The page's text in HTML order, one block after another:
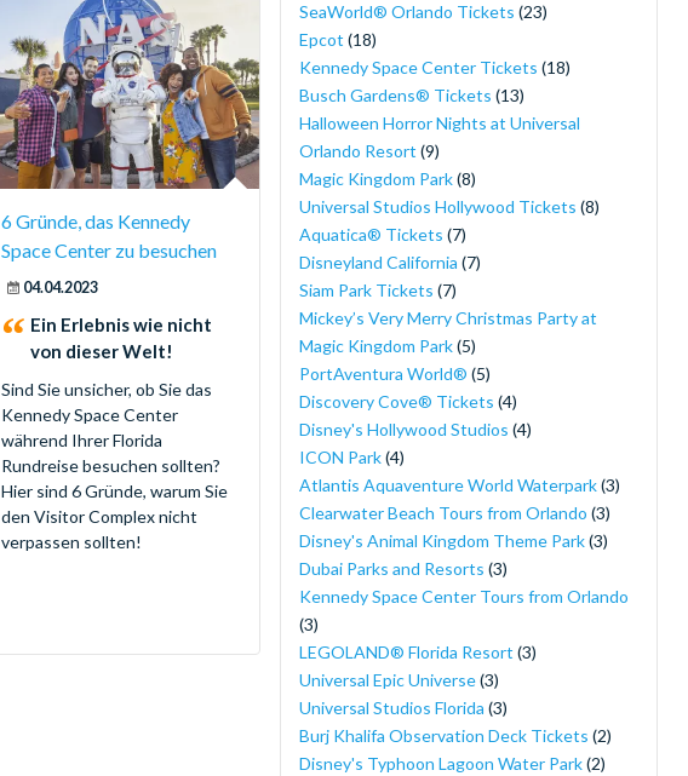
6 Gründe, das Kennedy
Space Center zu besuchen
04.04.2023
Ein Erlebnis wie nicht
von dieser Welt!
Sind Sie unsicher, ob Sie das
Kennedy Space Center
während Ihrer Florida
Rundreise besuchen sollten?
Hier sind 6 Gründe, warum Sie
den Visitor Complex nicht
verpassen sollten!
SeaWorld® Orlando Tickets (23)
Epcot (18)
Kennedy Space Center Tickets (18)
Busch Gardens® Tickets (13)
Halloween Horror Nights at Universal
Orlando Resort (9)
Magic Kingdom Park(8)
Universal Studios Hollywood Tickets (8)
Aquatica® Tickets (7)
Disneyland California (7)
Siam Park Tickets (7)
Mickey’s Very Merry Christmas Party at
Magic Kingdom Park(5)
PortAventura World® (5)
Discovery Cove® Tickets (4)
Disney's Hollywood Studios (4)
ICON Park(4)
Atlantis Aquaventure World Waterpark(3)
Clearwater Beach Tours from Orlando (3)
Disney's Animal Kingdom Theme Park(3)
Dubai Parks and Resorts (3)
Kennedy Space Center Tours from Orlando
(3)
LEGOLAND® Florida Resort (3)
Universal Epic Universe(3)
Universal Studios Florida (3)
Burj Khalifa Observation Deck Tickets (2)
Disney's Typhoon Lagoon Water Park(2)